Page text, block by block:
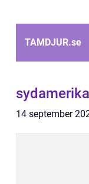
TAMDJUR.se
14 september